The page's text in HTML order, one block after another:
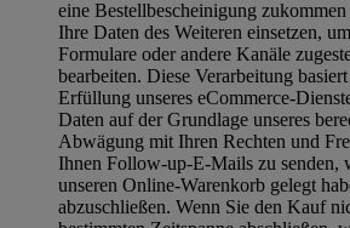
eine Bestellbescheinigung
Ihre Daten des Weiteren einsetzen,
Formulare oder andere Kanäle
bearbeiten. Diese Verarbeitung
Erfüllung unseres eCommerce-
Daten auf der Grundlage unseres
Abwägung mit Ihren Rechten und
Ihnen Follow-up-E-Mails zu senden,
unseren Online-Warenkorb gelegt
abzuschließen. Wenn Sie den Kauf